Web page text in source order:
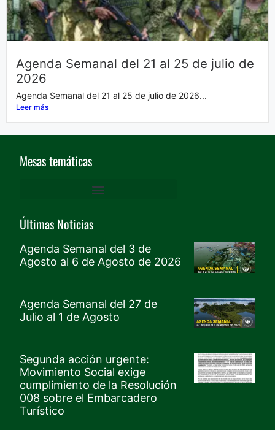
Agenda Semanal del 21 al 25 de julio de
2026
Agenda Semanal del 21 al 25 de julio de 2026...
Leer más
Mesas temáticas
Últimas Noticias
Agenda Semanal del 3 de
Agosto al 6 de Agosto de 2026
Agenda Semanal del 27 de
Julio al 1 de Agosto
Segunda acción urgente:
Movimiento Social exige
cumplimiento de la Resolución
008 sobre el Embarcadero
Turístico